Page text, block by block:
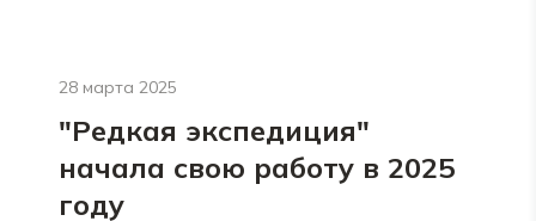
28 марта 2025
"Редкая экспедиция"
начала свою работу в 2025
году